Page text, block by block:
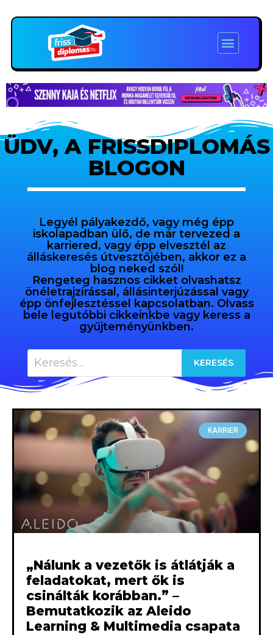
ÜDV, A FRISSDIPLOMÁS
BLOGON
Legyél pályakezdő, vagy még épp
iskolapadban ülő, de már tervezed a
karriered, vagy épp elvesztél az
álláskeresés útvesztőjében, akkor ez a
blog neked szól!
Rengeteg hasznos cikket olvashatsz
önéletrajzírással, állásinterjúzással vagy
épp önfejlesztéssel kapcsolatban. Olvass
bele legutóbbi cikkeinkbe vagy keress a
gyűjteményünkben.
KARRIER
„Nálunk a vezetők is átlátják a
feladatokat, mert ők is
csinálták korábban.” –
Bemutatkozik az Aleido
Learning & Multimedia csapata